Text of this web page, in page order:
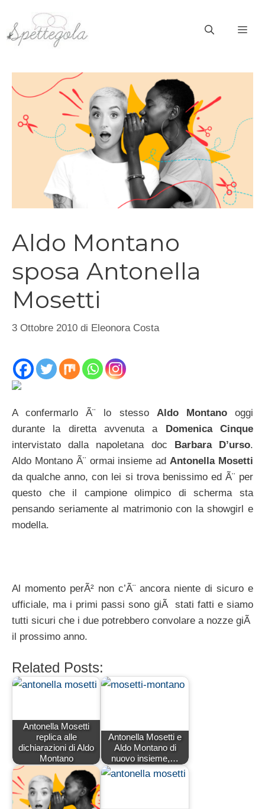
contenuto
Aldo Montano
sposa Antonella
Mosetti
3 Ottobre 2010 di Eleonora Costa
A confermarlo Ã¨ lo stesso Aldo Montanooggi
durante la diretta avvenuta a
Domenica Cinque
intervistato dalla napoletana doc
Barbara D’urso.
Aldo Montano Ã¨ ormai insieme adAntonella Mosetti
da qualche anno, con lei si trova benissimo ed Ã¨ per
questo che il campione olimpico di scherma sta
pensando seriamente al matrimonio con la showgirl e
modella.
Al momento perÃ² non c’Ã¨ ancora niente di sicuro e
ufficiale, ma i primi passi sono giÃ stati fatti e siamo
tutti sicuri che i due potrebbero convolare a nozze giÃ
il prossimo anno.
Related Posts:
Antonella Mosetti
replica alle
dichiarazioni di Aldo
Montano
Antonella Mosetti e
Aldo Montano di
nuovo insieme,…